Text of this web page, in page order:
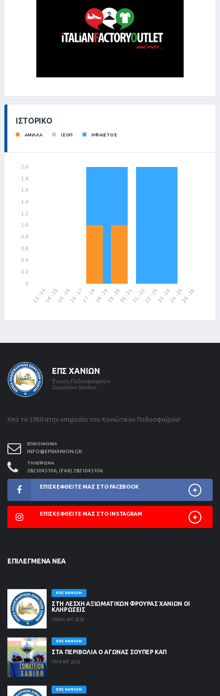
ΙΣΤΟΡΙΚΌ
ΑΜΙΛΛΑ ΙΣΟΠ ΗΦΑΙΣΤΟΣ
ΕΠΣ ΧΑΝΊΩΝ
Ένωση Ποδοσφαιρικών
Σωματίων Χανίων
Από το 1950 στην υπηρεσία του Χανιώτικου Ποδοσφαίρου!
ΕΠΙΚΟΙΝΩΝΊΑ
INFO@EPSHANION.GR
ΤΗΛΈΦΩΝΑ
2821045106, (FAX) 2821045106
ΕΠΙΣΚΕΦΘΕΊΤΕ ΜΑΣ ΣΤΟ FACEBOOK
ΕΠΙΣΚΕΦΘΕΊΤΕ ΜΑΣ ΣΤΟ INSTAGRAM
ΕΠΙΛΕΓΜΈΝΑ ΝΈΑ
ΕΠΣ ΧΑΝΊΩΝ
ΣΤΗ ΛΈΣΧΗ ΑΞΙΩΜΑΤΙΚΏΝ ΦΡΟΥΡΆΣ ΧΑΝΊΩΝ ΟΙ
ΚΛΗΡΏΣΕΙΣ
ΠΕΜ 6 ΑΥΓ 2026
ΕΠΣ ΧΑΝΊΩΝ
ΣΤΑ ΠΕΡΙΒΟΛΙΑ Ο ΑΓΩΝΑΣ ΣΟΥΠΕΡ ΚΑΠ
ΤΡΙ 4 ΑΥΓ 2026
ΕΠΣ ΧΑΝΊΩΝ